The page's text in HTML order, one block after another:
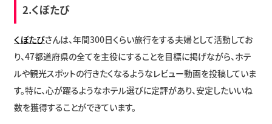
2.くぼたび
くぼたびさんは、年間300日くらい旅行をする夫婦として活動してお
り、47都道府県の全てを主役にすることを目標に掲げながら、ホテ
ルや観光スポットの行きたくなるようなレビュー動画を投稿していま
す。特に、心が躍るようなホテル選びに定評があり、安定したいいね
数を獲得することができています。